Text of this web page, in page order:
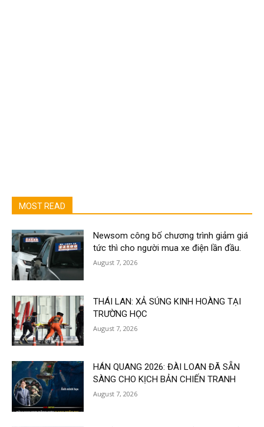
MOST READ
Newsom công bố chương trình giảm giá
tức thì cho người mua xe điện lần đầu.
August 7, 2026
THÁI LAN: XẢ SÚNG KINH HOÀNG TẠI
TRƯỜNG HỌC
August 7, 2026
HÁN QUANG 2026: ĐÀI LOAN ĐÃ SẴN
SÀNG CHO KỊCH BẢN CHIẾN TRANH
August 7, 2026